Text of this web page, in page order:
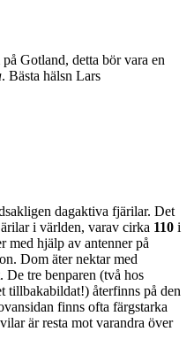
Gotland, detta bör vara en
. Bästa hälsn Lars
dagaktiva fjärilar. Det
i världen, varav cirka 110 i
med hjälp av antenner på
Dom äter nektar med
De tre benparen (två hos
tillbakabildat!) återfinns på den
finns ofta färgstarka
är resta mot varandra över